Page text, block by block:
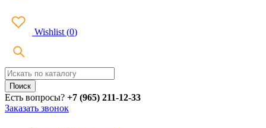
Wishlist (0)
Есть вопросы? +7 (965) 211-12-33
Заказать звонок